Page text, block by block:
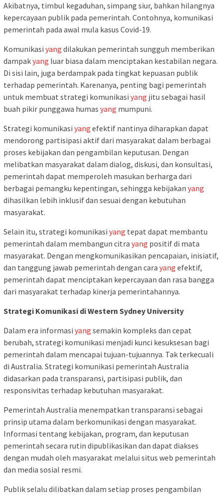
Akibatnya, timbul kegaduhan, simpang siur, bahkan hilangnya
kepercayaan publik pada pemerintah. Contohnya, komunikasi
pemerintah pada awal mula kasus Covid-19.
Komunikasi yang dilakukan pemerintah sungguh memberikan
dampakyang luar biasa dalam menciptakan kestabilan negara.
Di sisi lain, juga berdampak pada tingkat kepuasan publik
terhadap pemerintah. Karenanya, penting bagi pemerintah
untuk membuat strategi komunikasi yang jitu sebagai hasil
buah pikir punggawa humas yang mumpuni.
Strategi komunikasi yang efektif nantinya diharapkan dapat
mendorong partisipasi aktif dari masyarakat dalam berbagai
proses kebijakan dan pengambilan keputusan. Dengan
melibatkan masyarakat dalam dialog, diskusi, dan konsultasi,
pemerintah dapat memperoleh masukan berharga dari
berbagai pemangku kepentingan, sehingga kebijakan yang
dihasilkan lebih inklusif dan sesuai dengan kebutuhan
masyarakat.
Selain itu, strategi komunikasi yang tepat dapat membantu
pemerintah dalam membangun citra yang positif di mata
masyarakat. Dengan mengkomunikasikan pencapaian, inisiatif,
dan tanggung jawab pemerintah dengan cara yang efektif,
pemerintah dapat menciptakan kepercayaan dan rasa bangga
dari masyarakat terhadap kinerja pemerintahannya.
Strategi Komunikasi di Western Sydney University
Dalam era informasi yang semakin kompleks dan cepat
berubah, strategi komunikasi menjadi kunci kesuksesan bagi
pemerintah dalam mencapai tujuan-tujuannya. Tak terkecuali
di Australia. Strategi komunikasi pemerintah Australia
didasarkan pada transparansi, partisipasi publik, dan
responsivitas terhadap kebutuhan masyarakat.
Pemerintah Australia menempatkan transparansi sebagai
prinsip utama dalam berkomunikasi dengan masyarakat.
Informasi tentang kebijakan, program, dan keputusan
pemerintah secara rutin dipublikasikan dan dapat diakses
dengan mudah oleh masyarakat melalui situs web pemerintah
dan media sosial resmi.
Publik selalu dilibatkan dalam setiap proses pengambilan